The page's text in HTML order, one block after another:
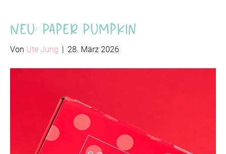
Neu: Paper Pumpkin
Von Ute Jung | 28. März 2026